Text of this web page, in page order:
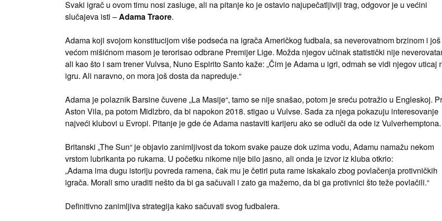
Svaki igrač u ovom timu nosi zasluge, ali na pitanje ko je ostavio najupečatljiviji trag, odgovor je u većini
slučajeva isti –Adama Traore.
Adama koji svojom konstitucijom više podseća na igrača Američkog fudbala, sa neverovatnom brzinom i još
većom mišićnom masom je terorisao odbrane Premijer Lige. Možda njegov učinak statistički nije
ali kao što i sam trener Vulvsa, Nuno Espirito Santo kaže: „Čim je Adama u igri, odmah se vidi njegov uticaj
igru. Ali naravno, on mora još dosta da napreduje.“
Adama je polaznik Barsine čuvene „La Masije“, tamo se nije snašao, potom je sreću potražio u Engleskoj.
Aston Vila, pa potom Midlzbro, da bi napokon 2018. stigao u Vulvse. Sada za njega pokazuju interesovanje
najveći klubovi u Evropi. Pitanje je gde će Adama nastaviti karijeru ako se odluči da ode iz Vulverhemptona.
Britanski „The Sun“ je objavio zanimljivost da tokom svake pauze dok uzima vodu, Adamu namažu nekom
vrstom lubrikanta po rukama. U početku nikome nije bilo jasno, ali onda je izvor iz kluba otkrio:
„Adama ima dugu istoriju povreda ramena, čak mu je četiri puta rame iskakalo zbog povlačenja protivničkih
igrača. Morali smo uraditi nešto da bi ga sačuvali i zato ga mažemo, da bi ga protivnici što teže povlačili.“
Definitivno zanimljiva strategija kako sačuvati svog fudbalera.